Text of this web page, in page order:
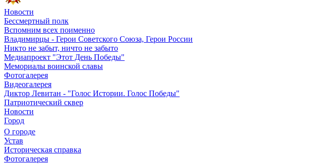
Новости
Бессмертный полк
Вспомним всех поименно
Владимирцы - Герои Советского Союза, Герои России
Никто не забыт, ничто не забыто
Медиапроект "Этот День Победы"
Мемориалы воинской славы
Фотогалерея
Видеогалерея
Диктор Левитан - "Голос Истории. Голос Победы"
Патриотический сквер
Новости
Город
О городе
Устав
Историческая справка
Фотогалерея